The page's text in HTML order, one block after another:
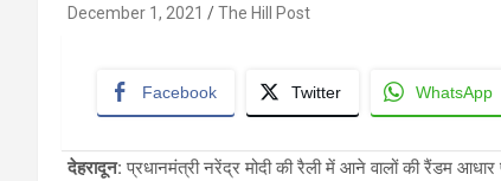
December 1, 2021 The Hill Post
Facebook Twitter WhatsApp
देहरादून: प्रधानमंत्री नरेंद्र मोदी की रैली में आने वालों की रैंडम